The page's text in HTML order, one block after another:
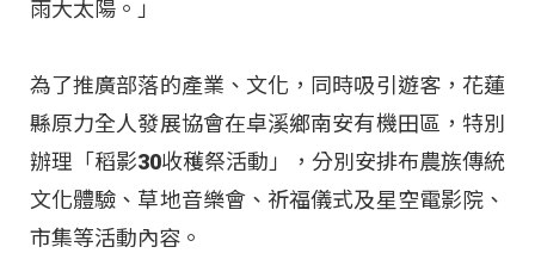
雨大太陽。」
為了推廣部落的產業、文化，同時吸引遊客，花蓮
縣原力全人發展協會在卓溪鄉南安有機田區，特別
辦理「稻影30收穫祭活動」，分別安排布農族傳統
文化體驗、草地音樂會、祈福儀式及星空電影院、
市集等活動內容。